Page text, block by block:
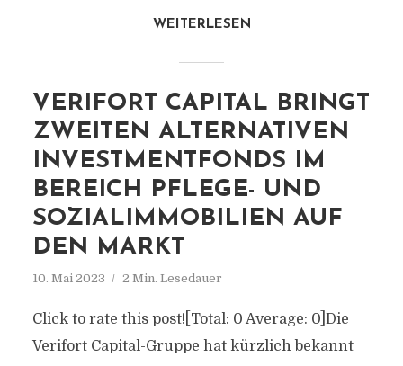
WEITERLESEN
VERIFORT CAPITAL BRINGT
ZWEITEN ALTERNATIVEN
INVESTMENTFONDS IM
BEREICH PFLEGE- UND
SOZIALIMMOBILIEN AUF
DEN MARKT
10. Mai 2023 2 Min. Lesedauer
Click to rate this post![Total: 0 Average: 0]Die
Verifort Capital-Gruppe hat kürzlich bekannt